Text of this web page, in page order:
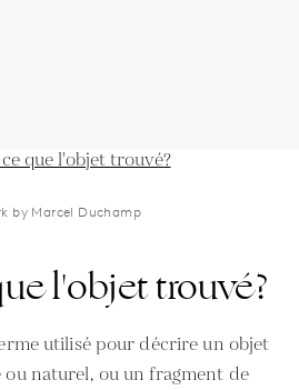
by Marcel Duchamp
l'objet trouvé?
utilisé pour décrire un objet
naturel, ou un fragment de